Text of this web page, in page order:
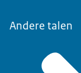
Andere talen